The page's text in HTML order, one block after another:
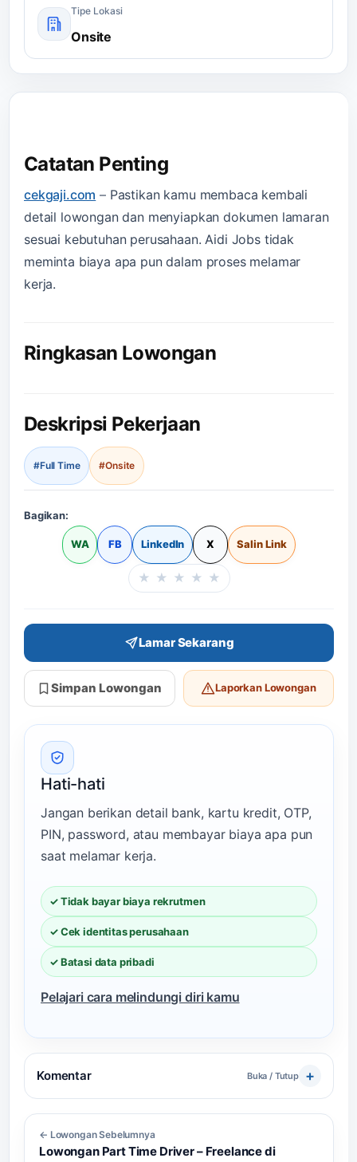
Tipe Lokasi
Onsite
Catatan Penting
cekgaji.com – Pastikan kamu membaca kembali
detail lowongan dan menyiapkan dokumen lamaran
sesuai kebutuhan perusahaan. Aidi Jobs tidak
meminta biaya apa pun dalam proses melamar
kerja.
Ringkasan Lowongan
Deskripsi Pekerjaan
#Full Time #Onsite
Bagikan:
WA FB LinkedIn X Salin Link
Beri rating halaman
★ ★ ★ ★ ★
Lamar Sekarang
Simpan Lowongan Laporkan Lowongan
Hati-hati
Jangan berikan detail bank, kartu kredit, OTP,
PIN, password, atau membayar biaya apa pun
saat melamar kerja.
✓ Tidak bayar biaya rekrutmen
✓ Cek identitas perusahaan
✓ Batasi data pribadi
Pelajari cara melindungi diri kamu
Komentar Buka / Tutup
← Lowongan Sebelumnya
Lowongan Part Time Driver – Freelance di